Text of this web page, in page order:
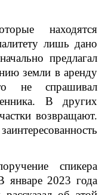
находятся
лишь дано
предлагал
земли в аренду
не спрашивал
В других
возвращают.
спикера
январе 2023 года